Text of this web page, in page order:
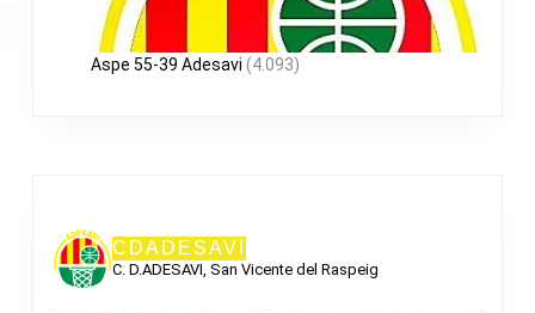
Aspe 55-39 Adesavi (4.093)
CDADESAVI
C. D.ADESAVI, San Vicente del Raspeig